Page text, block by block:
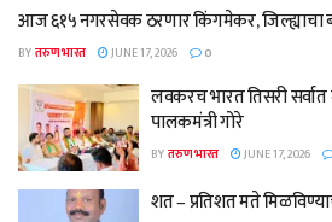
आज ६१५ नगरसेवक ठरणार किंगमेकर, जिल्ह्याचा
BYतरुण भारत JUNE 17, 2026 0
लवकरच भारत तिसरी सर्वात
पालकमंत्री गोरे
BYतरुण भारत JUNE 17, 2026
शत – प्रतिशत मते